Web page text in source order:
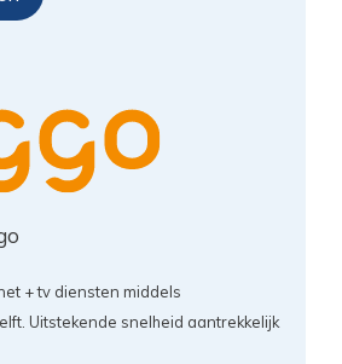
+ tv diensten middels
Uitstekende snelheid aantrekkelijk